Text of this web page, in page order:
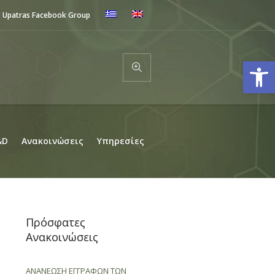
Upatras Facebook Group
Ανακοινώσεις Υπηρεσίες
Πρόσφατες
Ανακοινώσεις
ΑΝΑΝΕΩΣΗ ΕΓΓΡΑΦΩΝ ΤΩΝ